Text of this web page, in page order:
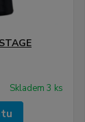
Skladem 3 ks